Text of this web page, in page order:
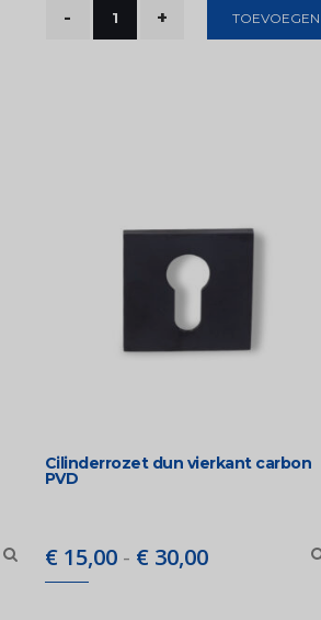
Cilinderrozet dun vierkant carbon
PVD
€15,00 - €30,00Prijsklasse:
€ 15,00